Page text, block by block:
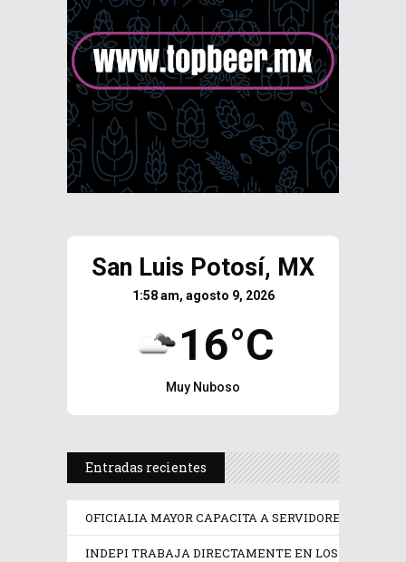
San Luis Potosí, MX
1:58 am, agosto 9, 2026
16°C
Muy Nuboso
Entradas recientes
OFICIALIA MAYOR CAPACITA A SERVIDORES
INDEPI TRABAJA DIRECTAMENTE EN LOS